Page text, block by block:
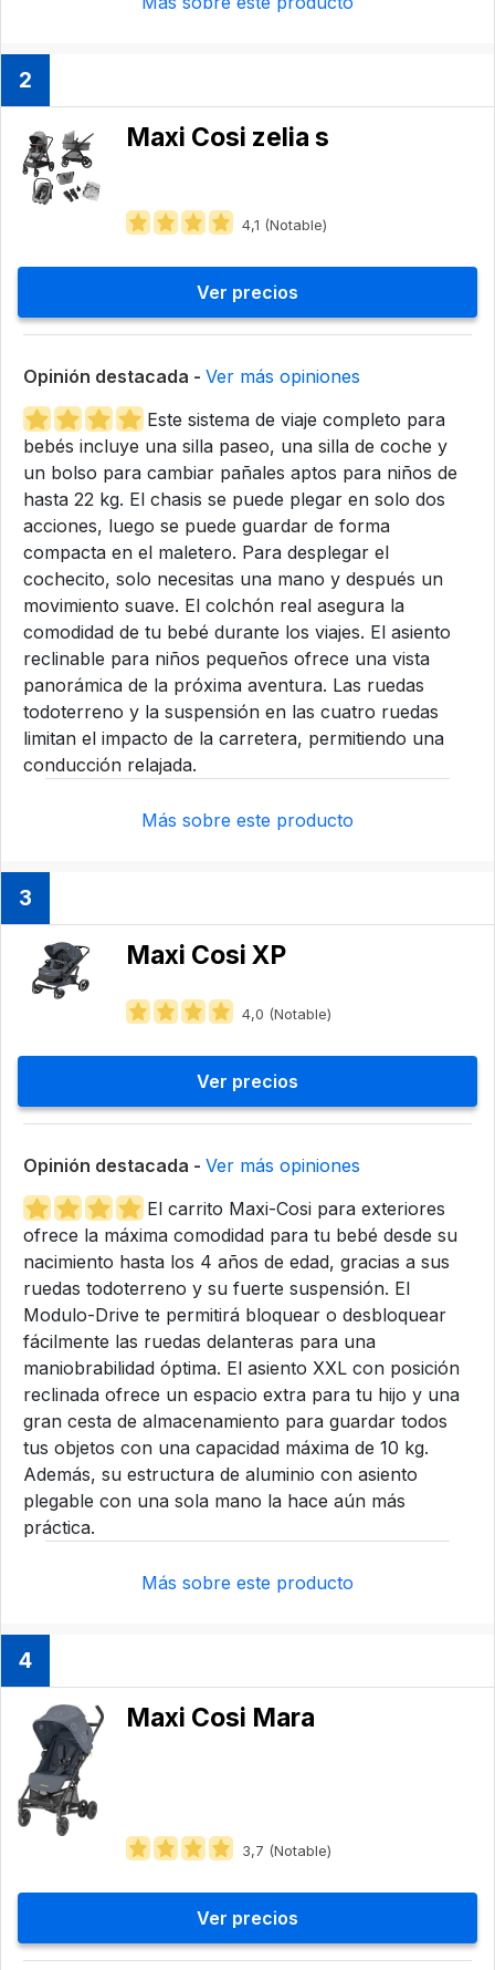
2
Maxi Cosi zelia s
4,1 (Notable)
Ver precios
Opinión destacada - Ver más opiniones
Este sistema de viaje completo para
bebés incluye una silla paseo, una silla de coche y
un bolso para cambiar pañales aptos para niños de
hasta 22 kg. El chasis se puede plegar en solo dos
acciones, luego se puede guardar de forma
compacta en el maletero. Para desplegar el
cochecito, solo necesitas una mano y después un
movimiento suave. El colchón real asegura la
comodidad de tu bebé durante los viajes. El asiento
reclinable para niños pequeños ofrece una vista
panorámica de la próxima aventura. Las ruedas
todoterreno y la suspensión en las cuatro ruedas
limitan el impacto de la carretera, permitiendo una
conducción relajada.
Más sobre este producto
3
Maxi Cosi XP
4,0 (Notable)
Ver precios
Opinión destacada - Ver más opiniones
El carrito Maxi-Cosi para exteriores
ofrece la máxima comodidad para tu bebé desde su
nacimiento hasta los 4 años de edad, gracias a sus
ruedas todoterreno y su fuerte suspensión. El
Modulo-Drive te permitirá bloquear o desbloquear
fácilmente las ruedas delanteras para una
maniobrabilidad óptima. El asiento XXL con posición
reclinada ofrece un espacio extra para tu hijo y una
gran cesta de almacenamiento para guardar todos
tus objetos con una capacidad máxima de 10 kg.
Además, su estructura de aluminio con asiento
plegable con una sola mano la hace aún más
práctica.
Más sobre este producto
4
Maxi Cosi Mara
3,7 (Notable)
Ver precios